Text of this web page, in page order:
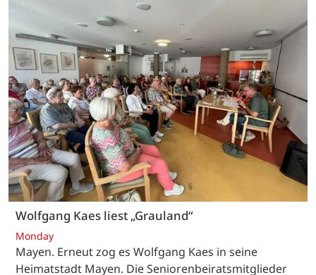
Wolfgang Kaes liest „Grauland“
Monday
Mayen. Erneut zog es Wolfgang Kaes in seine
Heimatstadt Mayen. Die Seniorenbeiratsmitglieder